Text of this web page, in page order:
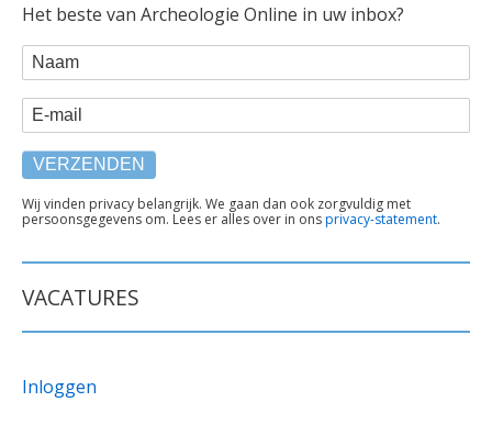
Het beste van Archeologie Online in uw inbox?
WEBFORM
Naam
E-mail
TEKST
ONDER
Wij vinden privacy belangrijk. We gaan dan ook zorgvuldig met
persoonsgegevens om. Lees er alles over in onsprivacy-statement.
VACATURES
Inloggen